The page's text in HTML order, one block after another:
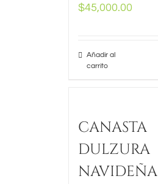
$45,000.00
Añadir al
carrito
CANASTA
DULZURA
NAVIDEÑA